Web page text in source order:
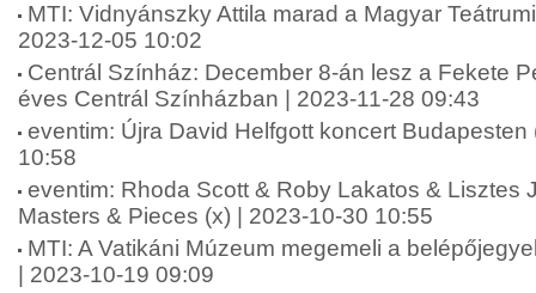
MTI: Vidnyánszky Attila marad a Magyar
2023-12-05 10:02
Centrál Színház: December 8-án lesz a Fekete
éves Centrál Színházban | 2023-11-28 09:43
eventim: Újra David Helfgott koncert Budapesten
10:58
eventim: Rhoda Scott & Roby Lakatos & Lisztes
Masters & Pieces (x) | 2023-10-30 10:55
MTI: A Vatikáni Múzeum megemeli a
| 2023-10-19 09:09